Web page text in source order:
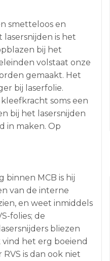
smetteloos en
is het
bij het
volstaat onze
gemaakt. Het
bij laserfolie.
soms een
bij het lasersnijden
in maken. Op
binnen MCB is hij
van de interne
en weet inmiddels
folies; de
bliezen
vind het erg boeiend
is dan ook niet